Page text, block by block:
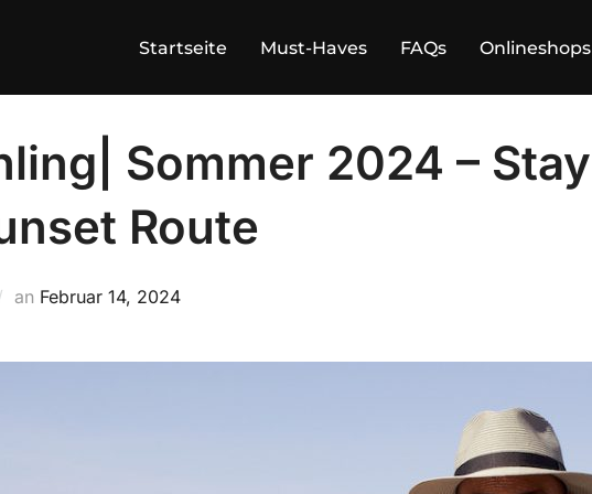
Startseite Must-Haves FAQs Onlineshops
Sommer 2024 – Stay
Route
an Veröffentlicht
Februar 14, 2024